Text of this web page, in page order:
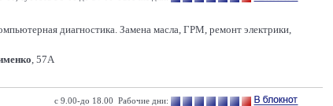
диагностика. Замена масла, ГРМ, ремонт электрики,
, 57А
с 9.00-до 18.00 Рабочие дни: